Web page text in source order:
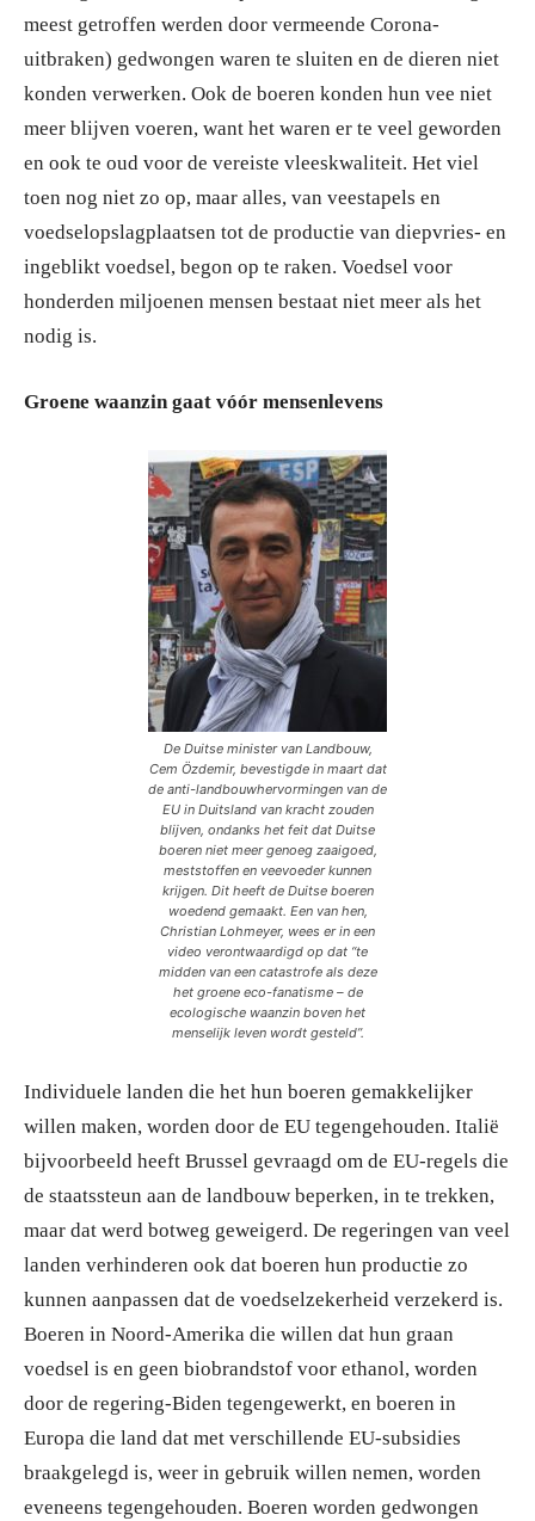
meest getroffen werden door vermeende Corona-
uitbraken) gedwongen waren te sluiten en de dieren niet
konden verwerken. Ook de boeren konden hun vee niet
meer blijven voeren, want het waren er te veel geworden
en ook te oud voor de vereiste vleeskwaliteit. Het viel
toen nog niet zo op, maar alles, van veestapels en
voedselopslagplaatsen tot de productie van diepvries- en
ingeblikt voedsel, begon op te raken. Voedsel voor
honderden miljoenen mensen bestaat niet meer als het
nodig is.
Groene waanzin gaat vóór mensenlevens
De Duitse minister van Landbouw,
Cem Özdemir, bevestigde in maart dat
de anti-landbouwhervormingen van de
EU in Duitsland van kracht zouden
blijven, ondanks het feit dat Duitse
boeren niet meer genoeg zaaigoed,
meststoffen en veevoeder kunnen
krijgen. Dit heeft de Duitse boeren
woedend gemaakt. Een van hen,
Christian Lohmeyer, wees er in een
video verontwaardigd op dat “te
midden van een catastrofe als deze
het groene eco-fanatisme – de
ecologische waanzin boven het
menselijk leven wordt gesteld”.
Individuele landen die het hun boeren gemakkelijker
willen maken, worden door de EU tegengehouden. Italië
bijvoorbeeld heeft Brussel gevraagd om de EU-regels die
de staatssteun aan de landbouw beperken, in te trekken,
maar dat werd botweg geweigerd. De regeringen van veel
landen verhinderen ook dat boeren hun productie zo
kunnen aanpassen dat de voedselzekerheid verzekerd is.
Boeren in Noord-Amerika die willen dat hun graan
voedsel is en geen biobrandstof voor ethanol, worden
door de regering-Biden tegengewerkt, en boeren in
Europa die land dat met verschillende EU-subsidies
braakgelegd is, weer in gebruik willen nemen, worden
eveneens tegengehouden. Boeren worden gedwongen